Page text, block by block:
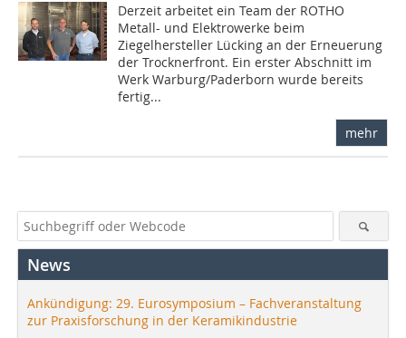
Derzeit arbeitet ein Team der ROTHO
Metall- und Elektrowerke beim
Ziegelhersteller Lücking an der Erneuerung
der Trocknerfront. Ein erster Abschnitt im
Werk Warburg/Paderborn wurde bereits
fertig...
mehr
News
Ankündigung: 29. Eurosymposium – Fachveranstaltung
zur Praxisforschung in der Keramikindustrie